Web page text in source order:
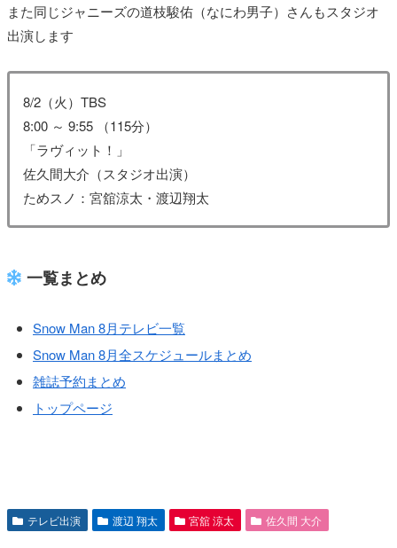
また同じジャニーズの道枝駿佑（なにわ男子）さんもスタジオ
出演します
8/2（火）TBS
8:00 ～ 9:55 （115分）
「ラヴィット！」
佐久間大介（スタジオ出演）
ためスノ：宮舘涼太・渡辺翔太
一覧まとめ
Snow Man 8月テレビ一覧
Snow Man 8月全スケジュールまとめ
雑誌予約まとめ
トップページ
テレビ出演 渡辺 翔太 宮舘 涼太 佐久間 大介